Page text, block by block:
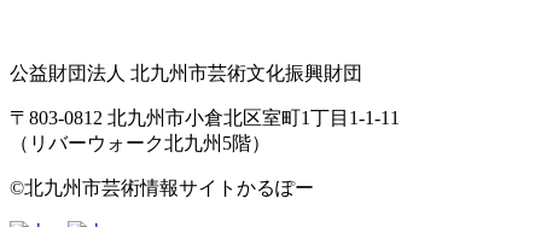
公益財団法人 北九州市芸術文化振興財団
〒803-0812 北九州市小倉北区室町1丁目1-1-11
（リバーウォーク北九州5階）
©北九州市芸術情報サイトかるぽー